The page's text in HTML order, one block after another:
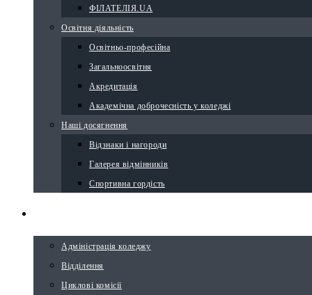
ФІЛАТЕЛІЯ.UA
Освітня діяльність
Освітньо-професійна
Загальноосвітня
Акредитація
Академічна доброчесність у коледжі
Наші досягнення
Відзнаки і нагороди
Галерея відмінників
Спортивна гордість
Адміністрація коледжу
Відділення
Циклові комісії